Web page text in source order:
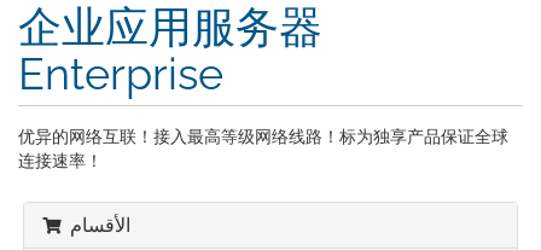
企业应用服务器
Enterprise
优异的网络互联！接入最高等级网络线路！标为独享产品保证全球
连接速率！
الأقسام